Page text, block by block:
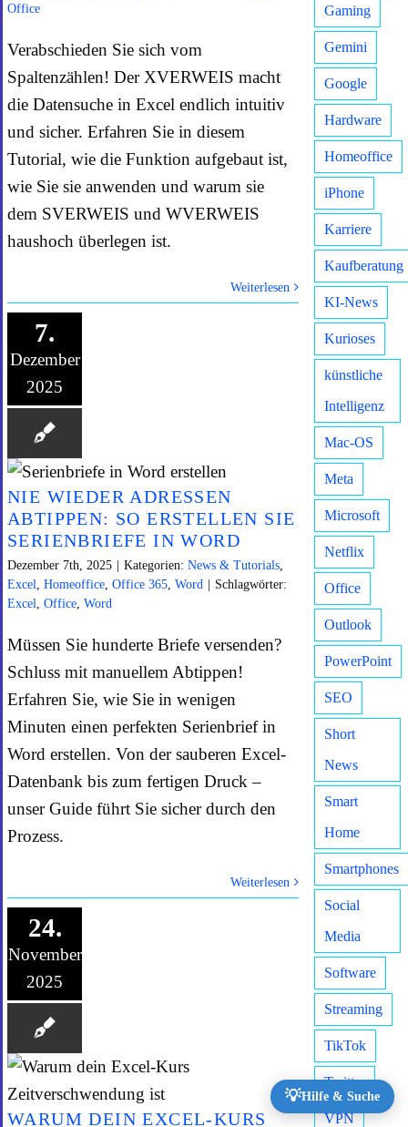
Office
Verabschieden Sie sich vom
Spaltenzählen! Der XVERWEIS macht
die Datensuche in Excel endlich intuitiv
und sicher. Erfahren Sie in diesem
Tutorial, wie die Funktion aufgebaut ist,
wie Sie sie anwenden und warum sie
dem SVERWEIS und WVERWEIS
haushoch überlegen ist.
Weiterlesen
7.
Dezember
2025
NIE WIEDER ADRESSEN
ABTIPPEN: SO ERSTELLEN SIE
SERIENBRIEFE IN WORD
Dezember 7th, 2025 | Kategorien: News & Tutorials
Excel Homeoffice Office 365 Word | Schlagwörter:
Excel Office Word
Müssen Sie hunderte Briefe versenden?
Schluss mit manuellem Abtippen!
Erfahren Sie, wie Sie in wenigen
Minuten einen perfekten Serienbrief in
Word erstellen. Von der sauberen Excel-
Datenbank bis zum fertigen Druck –
unser Guide führt Sie sicher durch den
Prozess.
Weiterlesen
24.
November
2025
WARUM DEIN EXCEL-KURS
Gaming
Gemini
Google
Hardware
Homeoffice
iPhone
Karriere
Kaufberatung
KI-News
Kurioses
künstliche
Intelligenz
Mac-OS
Meta
Microsoft
Netflix
Office
Outlook
PowerPoint
SEO
Short
News
Smart
Home
Smartphones
Social
Media
Software
Streaming
TikTok
Twitter
VPN
💡Hilfe & Suche